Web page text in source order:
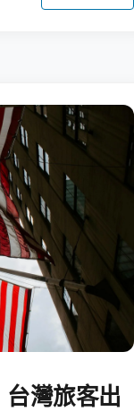
灣旅客出